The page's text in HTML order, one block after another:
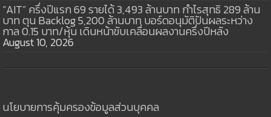
“AIT” ครึ่งปีแรก 69 รายได้ 3,493 ล้านบาท กำไรสุทธิ 289 ล้าน
บาท ตุน Backlog 5,200 ล้านบาท บอร์ดอนุมัติปันผลระหว่าง
กาล 0.15 บาท/หุ้น เดินหน้าขับเคลื่อนผลงานครึ่งปีหลัง
August 10, 2026
นโยบายการคุ้มครองข้อมูลส่วนบุคคล